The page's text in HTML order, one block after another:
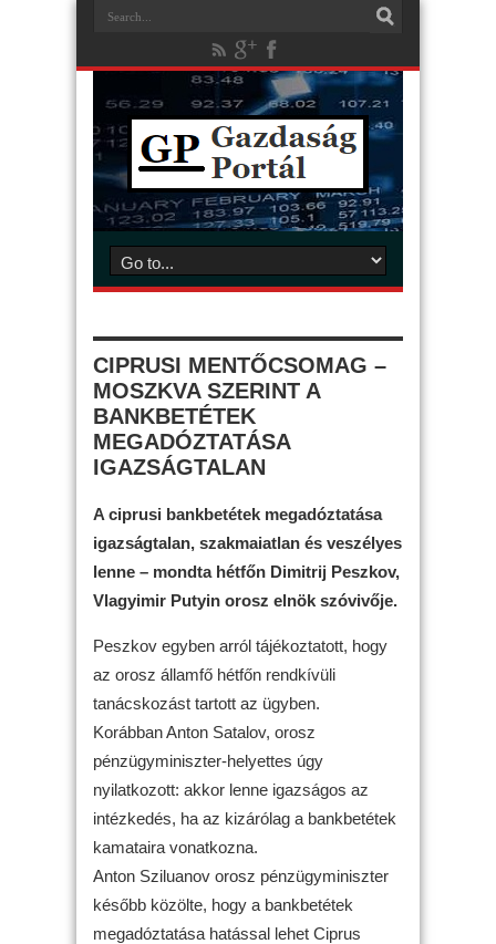
CIPRUSI MENTŐCSOMAG –
MOSZKVA SZERINT A
BANKBETÉTEK
MEGADÓZTATÁSA
IGAZSÁGTALAN
A ciprusi bankbetétek megadóztatása
igazságtalan, szakmaiatlan és veszélyes
lenne – mondta hétfőn Dimitrij Peszkov,
Vlagyimir Putyin orosz elnök szóvivője.
Peszkov egyben arról tájékoztatott, hogy
az orosz államfő hétfőn rendkívüli
tanácskozást tartott az ügyben.
Korábban Anton Satalov, orosz
pénzügyminiszter-helyettes úgy
nyilatkozott: akkor lenne igazságos az
intézkedés, ha az kizárólag a bankbetétek
kamataira vonatkozna.
Anton Sziluanov orosz pénzügyminiszter
később közölte, hogy a bankbetétek
megadóztatása hatással lehet Ciprus